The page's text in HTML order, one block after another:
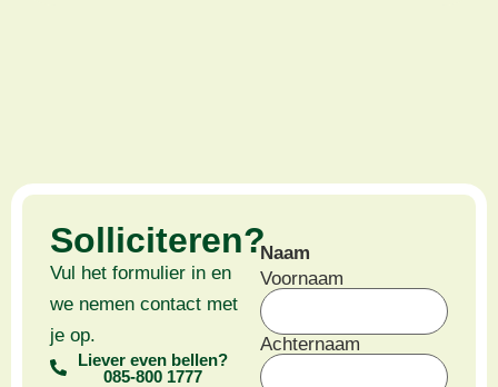
Solliciteren?
Vul het formulier in en
we nemen contact met
je op.
Liever even bellen?
085-800 1777
Naam
Voornaam
Achternaam